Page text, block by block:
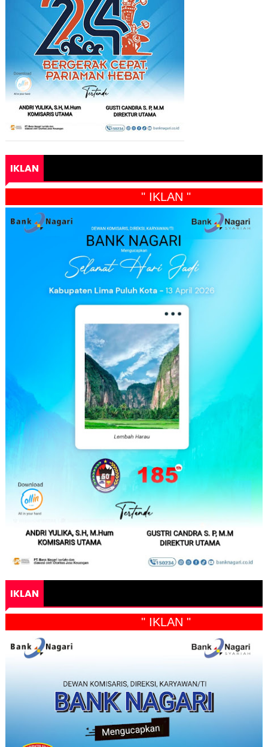
IKLAN
" IKLAN "
IKLAN
" IKLAN "